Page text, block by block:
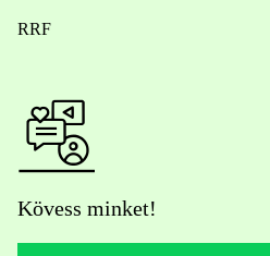
RRF
Kövess minket!